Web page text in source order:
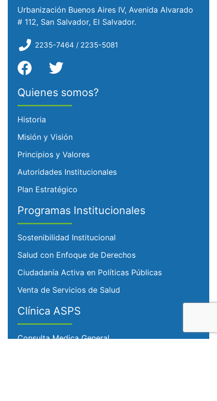
Urbanización Buenos Aires IV, Avenida Alvarado
# 112, San Salvador, El Salvador.
2235-7464 / 2235-5081
Quienes somos?
Historia
Misión y Visión
Principios y Valores
Autoridades Institucionales
Plan Estratégico
Programas Institucionales
Sostenibilidad Institucional
Salud con Enfoque de Derechos
Ciudadanía Activa en Políticas Públicas
Venta de Servicios de Salud
Clínica ASPS
Consulta Medica General